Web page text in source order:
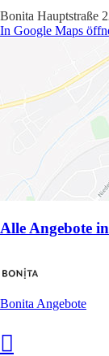
Bonita Hauptstraße
In Google Maps
Alle Angebote
Bonita Angebote